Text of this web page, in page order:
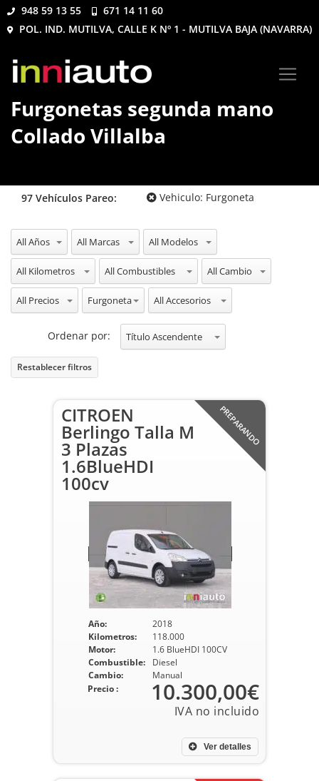
948 59 13 55
671 14 11 60
POL. IND. MUTILVA, CALLE K Nº 1 - MUTILVA BAJA (NAVARRA)
Furgonetas segunda mano
Collado Villalba
97 Vehículos Pareo: Vehiculo: Furgoneta
All Años All Marcas All Modelos
All Kilometros All Combustibles All Cambio
All Precios All Vehiculos
Furgoneta All Accesorios
Ordenar por: Título Ascendente
Restablecer filtros
PREPARANDO
CITROEN
Berlingo Talla M
3 Plazas
1.6BlueHDI
100cv
Año:
2018
Kilometros:
118.000
Motor:
1.6 BlueHDI 100CV
Combustible:
Diesel
Cambio:
Manual
Ver detalles
Precio : 10.300,00€